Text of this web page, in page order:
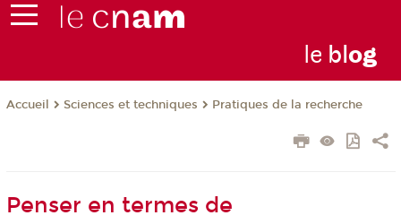
le blog
Accueil Sciences et techniques Pratiques de la recherche
Penser en termes de